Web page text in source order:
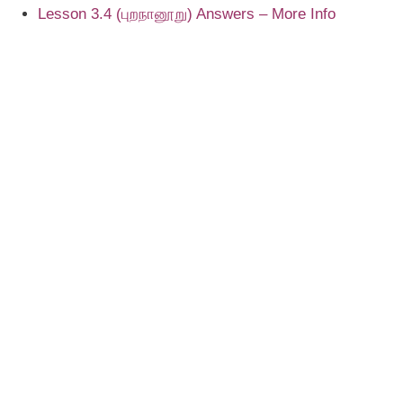
Lesson 3.4 (புறநானூறு) Answers – More Info